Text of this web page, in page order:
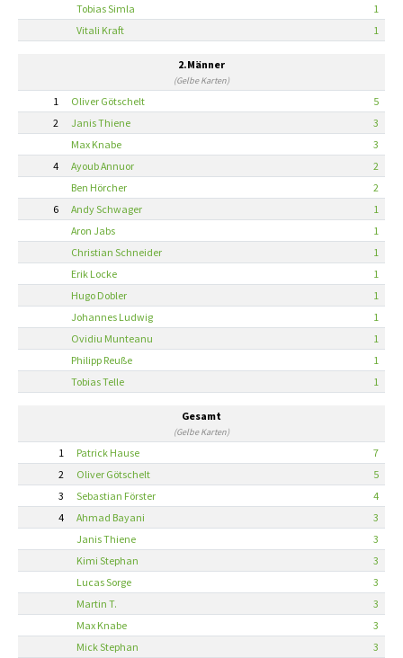
Tobias Simla
1
Vitali Kraft
1
2.Männer
(Gelbe Karten)
1 Oliver Götschelt
5
2
Janis Thiene
3
Max Knabe
3
4
Ayoub Annuor
2
Ben Hörcher
2
6
Andy Schwager
1
Aron Jabs
1
Christian Schneider
1
Erik Locke
1
Hugo Dobler
1
Johannes Ludwig
1
Ovidiu Munteanu
1
Philipp Reuße
1
Tobias Telle
1
Gesamt
(Gelbe Karten)
1 Patrick Hause
7
2
Oliver Götschelt
5
3
Sebastian Förster
4
4
Ahmad Bayani
3
Janis Thiene
3
Kimi Stephan
3
Lucas Sorge
3
Martin T.
3
Max Knabe
3
Mick Stephan
3